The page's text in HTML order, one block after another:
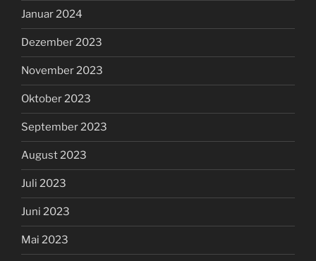
Januar 2024
Dezember 2023
November 2023
Oktober 2023
September 2023
August 2023
Juli 2023
Juni 2023
Mai 2023